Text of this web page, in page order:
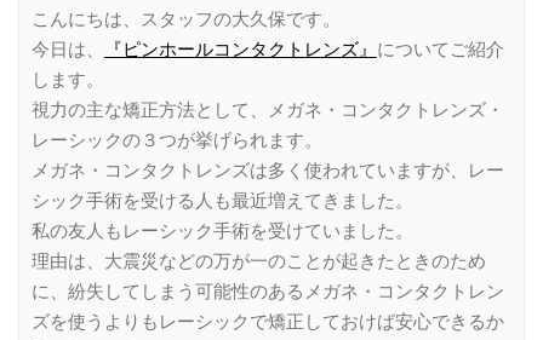
こんにちは、スタッフの大久保です。
今日は、
『ピンホールコンタクトレンズ』 についてご紹介
します。
視力の主な矯正方法として、メガネ・コンタクトレンズ・
レーシックの３つが挙げられます。
メガネ・コンタクトレンズは多く使われていますが、レー
シック手術を受ける人も最近増えてきました。
私の友人もレーシック手術を受けていました。
理由は、大震災などの万が一のことが起きたときのため
に、紛失してしまう可能性のあるメガネ・コンタクトレン
ズを使うよりもレーシックで矯正しておけば安心できるか